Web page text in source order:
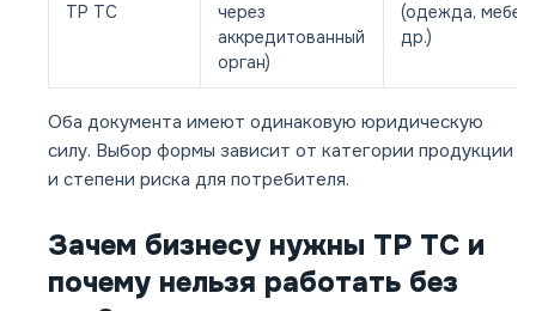
ТР ТС
через
аккредитованный
орган)
(одежда,
др.)
Оба документа имеют одинаковую юридическую
силу. Выбор формы зависит от категории продукции
и степени риска для потребителя.
Зачем бизнесу нужны ТР ТС и
почему нельзя работать без